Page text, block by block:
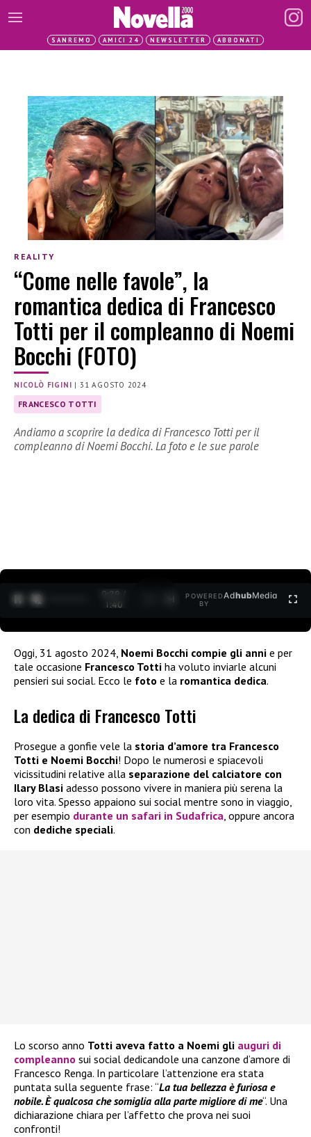
SANREMO AMICI 24 NEWSLETTER ABBONATI
REALITY
“Come nelle favole”, la
romantica dedica di Francesco
Totti per il compleanno di Noemi
Bocchi (FOTO)
NICOLÒ FIGINI | 31 AGOSTO 2024
FRANCESCO TOTTI
Andiamo a scoprire la dedica di Francesco Totti per il
compleanno di Noemi Bocchi. La foto e le sue parole
0:31 /
1:40
POWERED
BY
AdhubMedia
Oggi, 31 agosto 2024, Noemi Bocchi compie gli anni e per
tale occasione Francesco Totti ha voluto inviarle alcuni
pensieri sui social. Ecco le foto e la romantica dedica.
La dedica di Francesco Totti
Prosegue a gonfie vele la storia d’amore tra Francesco
Totti e Noemi Bocchi! Dopo le numerosi e spiacevoli
vicissitudini relative alla separazione del calciatore con
Ilary Blasi adesso possono vivere in maniera più serena la
loro vita. Spesso appaiono sui social mentre sono in viaggio,
per esempio durante un safari in Sudafrica, oppure ancora
con dediche speciali.
Lo scorso anno Totti aveva fatto a Noemi gli auguri di
compleanno sui social dedicandole una canzone d’amore di
Francesco Renga. In particolare l’attenzione era stata
puntata sulla seguente frase: “La tua bellezza è furiosa e
nobile. È qualcosa che somiglia alla parte migliore di me“. Una
dichiarazione chiara per l’affetto che prova nei suoi
confronti!